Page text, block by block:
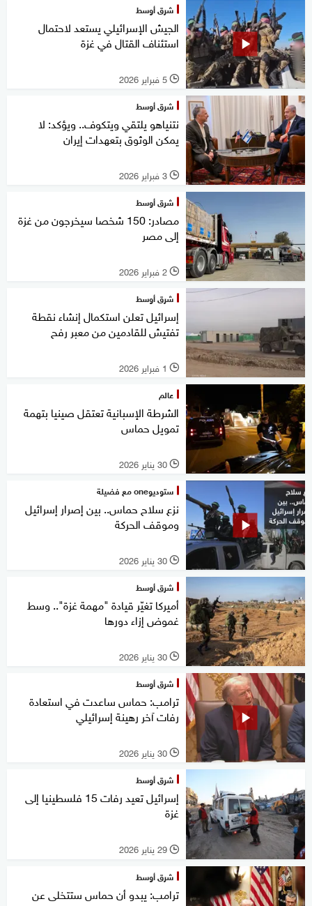
شرق أوسط
الجيش الإسرائيلي يستعد لاحتمال
استئناف القتال في غزة
l 5 فبراير 2026
شرق أوسط
نتنياهو يلتقي ويتكوف.. ويؤكد: لا
يمكن الوثوق بتعهدات إيران
l 3 فبراير 2026
شرق أوسط
مصادر: 150 شخصا سيخرجون من غزة
إلى مصر
l 2 فبراير 2026
شرق أوسط
إسرائيل تعلن استكمال إنشاء نقطة
تفتيش للقادمين من معبر رفح
l 1 فبراير 2026
عالم
الشرطة الإسبانية تعتقل صينيا بتهمة
تمويل حماس
l 30 يناير 2026
ستوديوone مع فضيلة
نزع سلاح حماس.. بين إصرار إسرائيل
وموقف الحركة
l 30 يناير 2026
شرق أوسط
أميركا تغيّر قيادة "مهمة غزة".. وسط
غموض إزاء دورها
l 30 يناير 2026
شرق أوسط
ترامب: حماس ساعدت في استعادة
رفات آخر رهينة إسرائيلي
l 30 يناير 2026
شرق أوسط
إسرائيل تعيد رفات 15 فلسطينيا إلى
غزة
l 29 يناير 2026
شرق أوسط
ترامب: يبدو أن حماس ستتخلى عن